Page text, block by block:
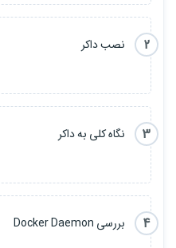
2
نصب داکر
3
نگاه کلی به داکر
4 بررسی Docker Daemon